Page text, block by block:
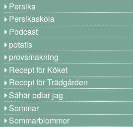
Persika
Persikaskola
Podcast
potatis
provsmakning
Recept för Köket
Recept för Trädgården
Såhär odlar jag
Sommar
Sommarblommor